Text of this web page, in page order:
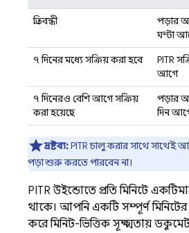
প্রতিবন্ধী
পড়ার
ঘন্টা
৭ দিনের মধ্যে সক্রিয় করা হবে
PITR
আগে
৭ দিনেরও বেশি আগে সক্রিয়
করা হয়েছে
পড়ার
দিন
দ্রষ্টব্য:PITR চালু করার সাথে সাথেই
পড়া শুরু করতে পারবেন না।
PITR উইন্ডোতে প্রতি মিনিটে
থাকে। আপনি একটি সম্পূর্ণ মিনিটের
করে মিনিট-ভিত্তিক সূক্ষ্মতায়